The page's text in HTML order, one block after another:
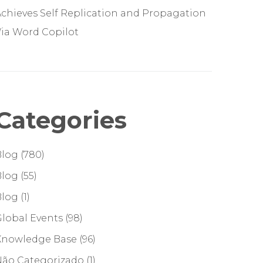
Self Replication and Propagation
Word Copilot
(780)
(55)
(1)
Events (98)
Base (96)
Categorizado (1)